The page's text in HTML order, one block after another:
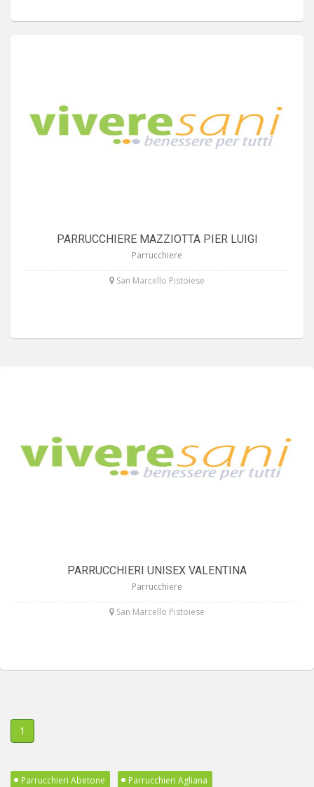
PARRUCCHIERE MAZZIOTTA PIER LUIGI
Parrucchiere
San Marcello Pistoiese
PARRUCCHIERI UNISEX VALENTINA
Parrucchiere
San Marcello Pistoiese
1
Parrucchieri Abetone
Parrucchieri Agliana